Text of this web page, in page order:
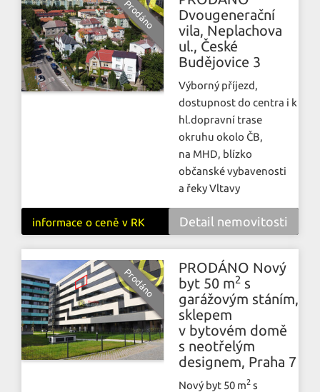
Dvougenerační
vila, Neplachova
ul., České
Budějovice 3
Výborný příjezd,
dostupnost do centra i k
hl.dopravní trase
okruhu okolo ČB,
na MHD, blízko
občanské vybavenosti
a řeky Vltavy
Detail nemovitosti
informace o ceně v RK
PRODÁNO Nový
byt 50 m2 s
garážovým stáním,
sklepem
v bytovém domě
s neotřelým
designem, Praha 7
Nový byt 50 m2 s